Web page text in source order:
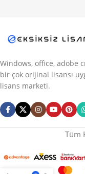
Windows, office, adobe
bir çok orijinal lisansı
lisans marketi.
Tüm